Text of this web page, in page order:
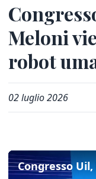
Meloni
robot
02 luglio 2026